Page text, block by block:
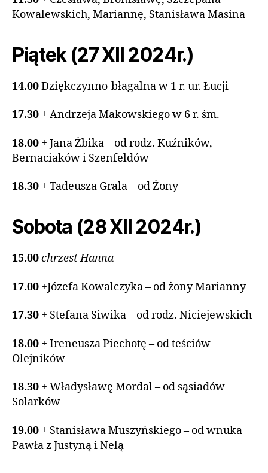
Kowalewskich, Mariannę, Stanisława Masina
Piątek (27 XII 2024r.)
14.00Dziękczynno-błagalna w 1 r. ur. Łucji
17.30 + Andrzeja Makowskiego w 6 r. śm.
18.00 + Jana Żbika – od rodz. Kuźników,
Bernaciaków i Szenfeldów
18.30 + Tadeusza Grala – od Żony
Sobota (28 XII 2024r.)
15.00chrzest Hanna
17.00 +Józefa Kowalczyka – od żony Marianny
17.30 + Stefana Siwika – od rodz. Niciejewskich
18.00 + Ireneusza Piechotę – od teściów
Olejników
18.30 + Władysławę Mordal – od sąsiadów
Solarków
19.00 + Stanisława Muszyńskiego – od wnuka
Pawła z Justyną i Nelą